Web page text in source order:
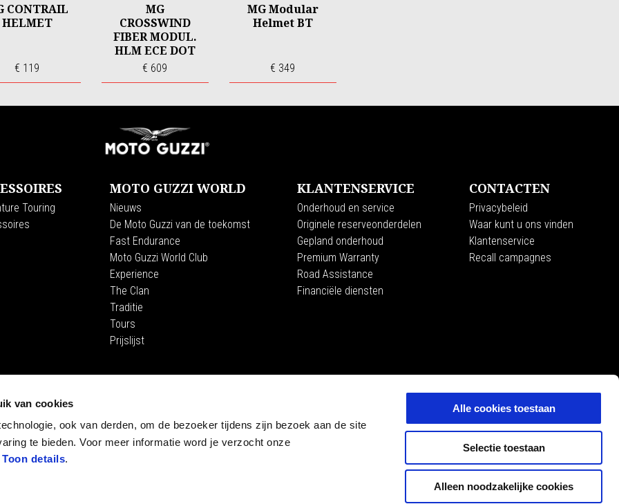
van cookies
ook van derden, om de bezoeker tijdens zijn bezoek aan de site
te bieden. Voor meer informatie word je verzocht onze
Toon details.
Alle cookies toestaan
Selectie toestaan
Alleen noodzakelijke cookies
CONTRAIL
HELMET
€ 119
MG
CROSSWIND
FIBER MODUL.
HLM ECE DOT
€ 609
MG Modular
Helmet BT
€ 349
Touring
MOTO GUZZI WORLD
Nieuws
De Moto Guzzi van de toekomst
Fast Endurance
Moto Guzzi World Club
Experience
The Clan
Traditie
Tours
Prijslijst
KLANTENSERVICE
Onderhoud en service
Originele reserveonderdelen
Gepland onderhoud
Premium Warranty
Road Assistance
Financiële diensten
CONTACTEN
Privacybeleid
Waar kunt u ons vinden
Klantenservice
Recall campagnes